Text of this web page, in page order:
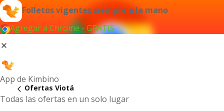
Folletos vigentes siempre a la mano
Agregar a Chrome - GRATIS
App de Kimbino
Todas las ofertas en un solo lugar
Ofertas Viotá